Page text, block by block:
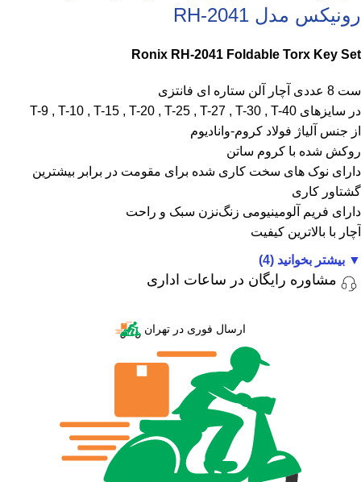
رونیکس مدل RH-2041
Ronix RH-2041 Foldable Torx Key Set
ست 8 عددی آچار آلن ستاره ای فانتزی
در سایزهای T-9 , T-10 , T-15 , T-20 , T-25 , T-27 , T-30 , T-40
از جنس آلیاژ فولاد کروم-وانادیوم
روکش شده با کروم ساتن
دارای نوک های سخت کاری شده برای مقومت در برابر بیشترین
گشتاور کاری
دارای فریم آلومینیومی زنگ‌نزن سبک و راحت
آچار با بالاترین کیفیت
▼ بیشتر بخوانید (4)
مشاوره رایگان در ساعات اداری
ارسال فوری در تهران